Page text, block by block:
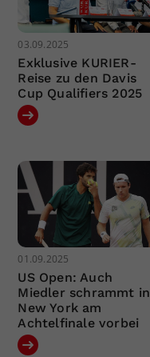
03.09.2025
Exklusive KURIER-
Reise zu den Davis
Cup Qualifiers 2025
01.09.2025
US Open: Auch
Miedler schrammt in
New York am
Achtelfinale vorbei